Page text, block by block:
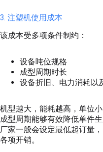
3. 注塑机使用成本
该成本受多项条件制约：
设备吨位规格
成型周期时长
设备折旧、电力消耗以
机型越大，能耗越高，单位
成型周期能够有效降低单件生
厂家一般会设定最低起订量
各项开销。